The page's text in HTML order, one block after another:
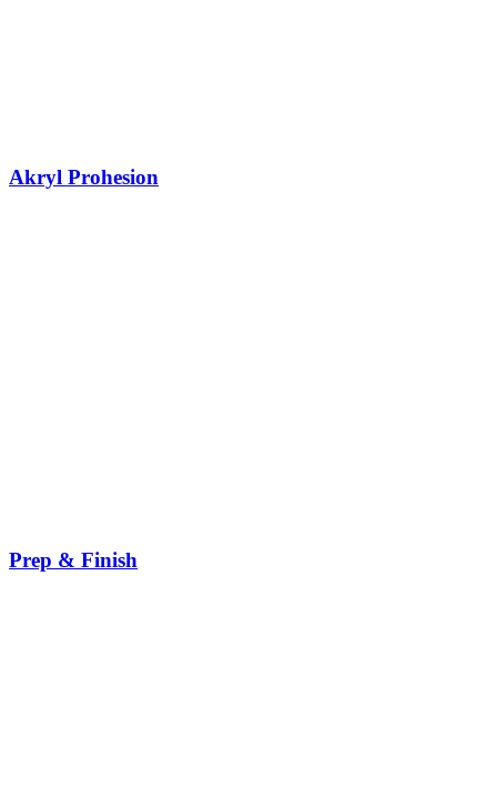
Akryl Prohesion
Prep & Finish